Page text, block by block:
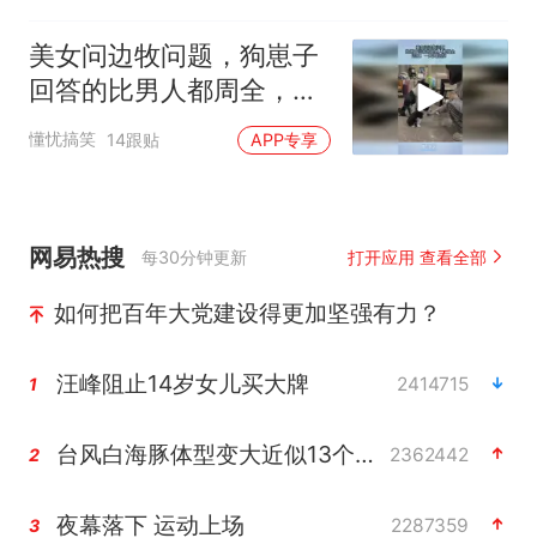
美女问边牧问题，狗崽子
回答的比男人都周全，边
牧：一天天自恋！
懂忧搞笑 14跟贴 APP专享
网易热搜 每30分钟更新 打开应用 查看全部
如何把百年大党建设得更加坚强有力？
1 汪峰阻止14岁女儿买大牌 2414715
2 台风白海豚体型变大近似13个浙江面积 2362442
3 夜幕落下 运动上场 2287359